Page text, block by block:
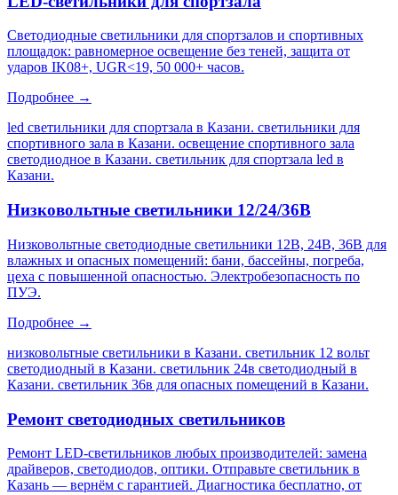
Светодиодные светильники для спортзалов и спортивных
площадок: равномерное освещение без теней, защита от
ударов IK08+, UGR<19, 50 000+ часов.
Подробнее →
led светильники для спортзала в Казани. светильники для
спортивного зала в Казани. освещение спортивного зала
светодиодное в Казани. светильник для спортзала led в
Казани.
Низковольтные светильники 12/24/36В
Низковольтные светодиодные светильники 12В, 24В, 36В для
влажных и опасных помещений: бани, бассейны, погреба,
цеха с повышенной опасностью. Электробезопасность по
ПУЭ.
Подробнее →
низковольтные светильники в Казани. светильник 12 вольт
светодиодный в Казани. светильник 24в светодиодный в
Казани. светильник 36в для опасных помещений в Казани.
Ремонт светодиодных светильников
Ремонт LED-светильников любых производителей: замена
драйверов, светодиодов, оптики. Отправьте светильник в
Казань — вернём с гарантией. Диагностика бесплатно, от